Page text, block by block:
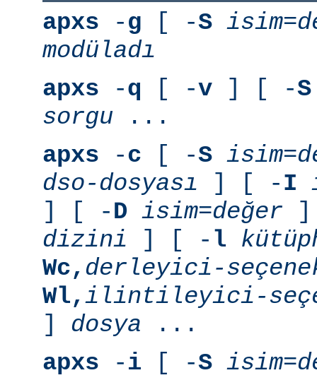
apxs -g [ -S
modüladı
apxs -q [ -v ] [ -S
sorgu ...
apxs -c [ -S
dso-dosyası ] [ -I
] [ -D isim=değer ]
dizini ] [ - l
Wc, derleyici-
Wl,ilintileyici-
] dosya ...
apxs -i [ -S